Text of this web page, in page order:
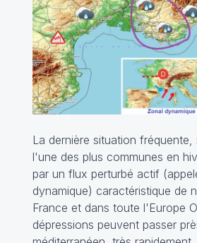
La dernière situation fréquente,
l'une des plus communes en
par un flux perturbé actif
dynamique) caractéristique de
France et dans toute l'Europe
dépressions peuvent passer